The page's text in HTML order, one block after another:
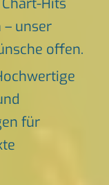
Chart-Hits
– unser
offen.
für